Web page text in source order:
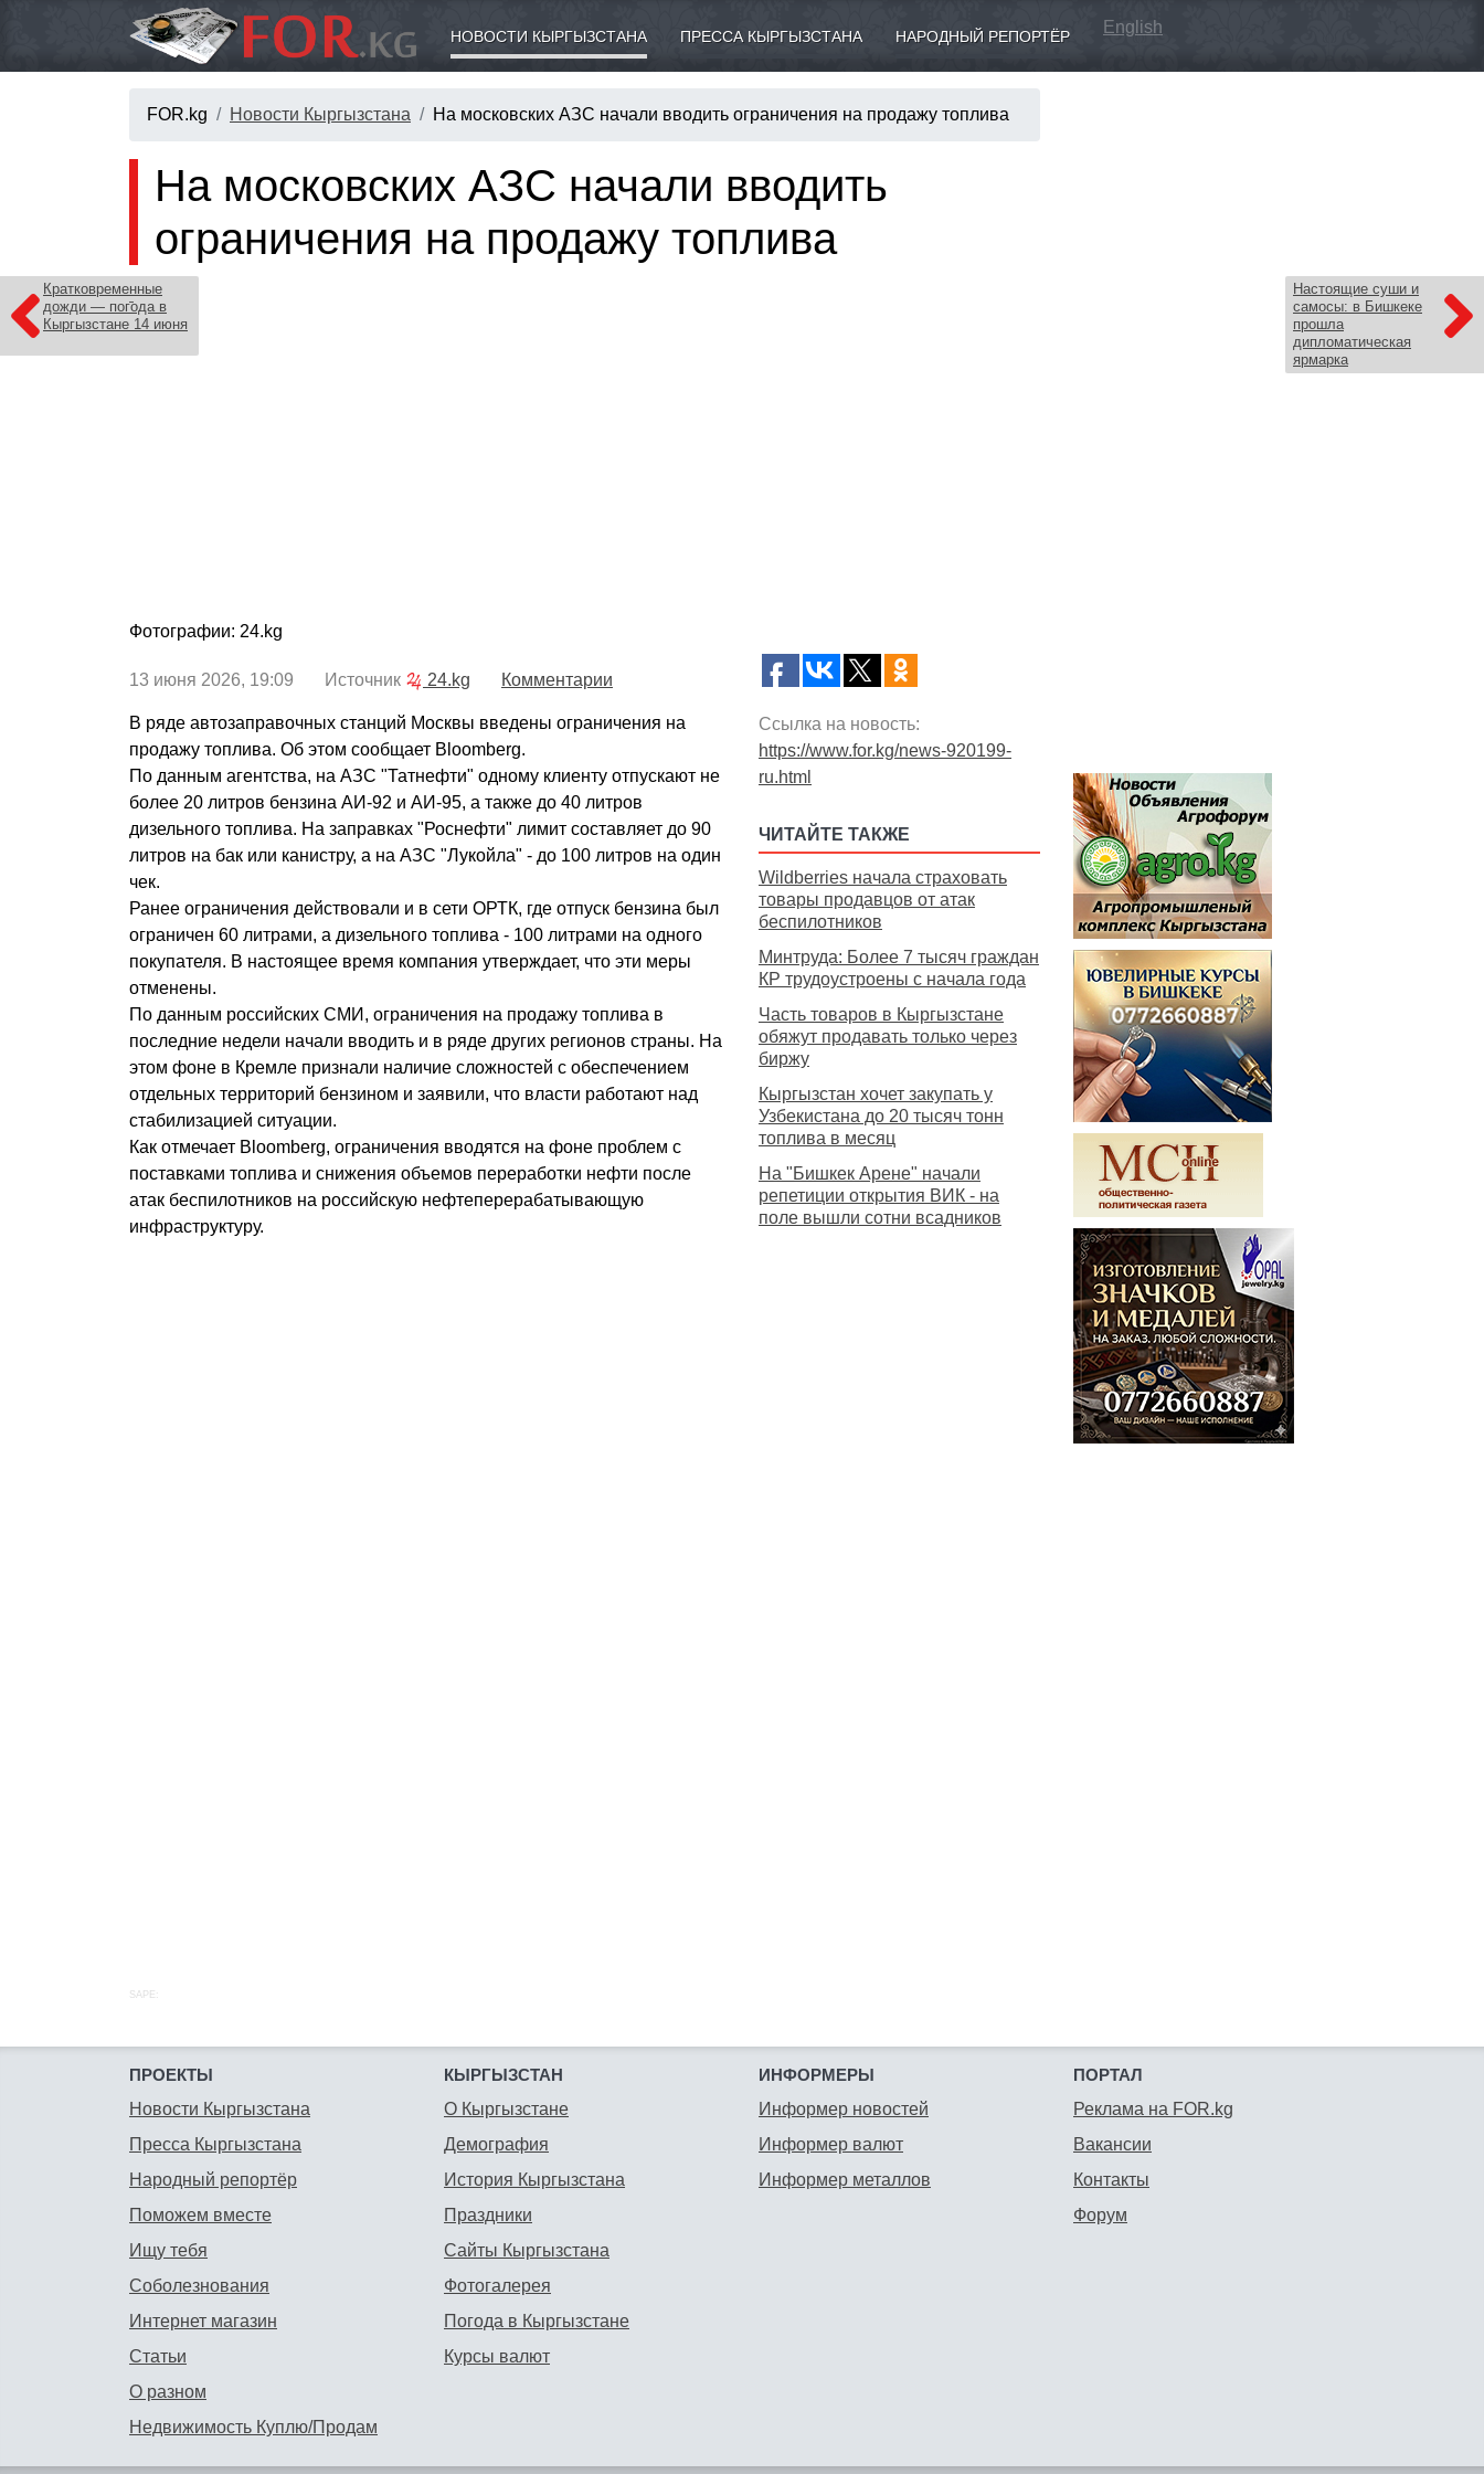
НОВОСТИ КЫРГЫЗСТАНА ПРЕССА КЫРГЫЗСТАНА НАРОДНЫЙ РЕПОРТЁР English
FOR.kg Новости Кыргызстана На московских АЗС начали вводить ограничения на продажу топлива
Кратковременные
дожди — погода в
Кыргызстане 14 июня
Настоящие суши и
самосы: в Бишкеке
прошла
дипломатическая
ярмарка
На московских АЗС начали вводить
ограничения на продажу топлива
Фотографии: 24.kg
13 июня 2026, 19:09 Источник 24.kg Комментарии
В ряде автозаправочных станций Москвы введены ограничения на
продажу топлива. Об этом сообщает Bloomberg.
По данным агентства, на АЗС "Татнефти" одному клиенту отпускают не
более 20 литров бензина АИ-92 и АИ-95, а также до 40 литров
дизельного топлива. На заправках "Роснефти" лимит составляет до 90
литров на бак или канистру, а на АЗС "Лукойла" - до 100 литров на один
чек.
Ранее ограничения действовали и в сети ОРТК, где отпуск бензина был
ограничен 60 литрами, а дизельного топлива - 100 литрами на одного
покупателя. В настоящее время компания утверждает, что эти меры
отменены.
По данным российских СМИ, ограничения на продажу топлива в
последние недели начали вводить и в ряде других регионов страны. На
этом фоне в Кремле признали наличие сложностей с обеспечением
отдельных территорий бензином и заявили, что власти работают над
стабилизацией ситуации.
Как отмечает Bloomberg, ограничения вводятся на фоне проблем с
поставками топлива и снижения объемов переработки нефти после
атак беспилотников на российскую нефтеперерабатывающую
инфраструктуру.
Ссылка на новость:
https://www.for.kg/news-920199-
ru.html
ЧИТАЙТЕ ТАКЖЕ
Wildberries начала страховать
товары продавцов от атак
беспилотников
Минтруда: Более 7 тысяч граждан
КР трудоустроены с начала года
Часть товаров в Кыргызстане
обяжут продавать только через
биржу
Кыргызстан хочет закупать у
Узбекистана до 20 тысяч тонн
топлива в месяц
На "Бишкек Арене" начали
репетиции открытия ВИК - на
поле вышли сотни всадников
SAPE:
ПРОЕКТЫ
Новости Кыргызстана
Пресса Кыргызстана
Народный репортёр
Поможем вместе
Ищу тебя
Соболезнования
Интернет магазин
Статьи
О разном
Недвижимость Куплю/Продам
КЫРГЫЗСТАН
О Кыргызстане
Демография
История Кыргызстана
Праздники
Сайты Кыргызстана
Фотогалерея
Погода в Кыргызстане
Курсы валют
ИНФОРМЕРЫ
Информер новостей
Информер валют
Информер металлов
ПОРТАЛ
Реклама на FOR.kg
Вакансии
Контакты
Форум